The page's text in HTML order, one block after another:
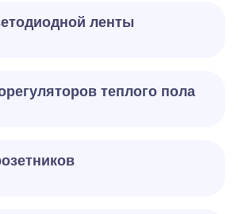
ленты
теплого пола